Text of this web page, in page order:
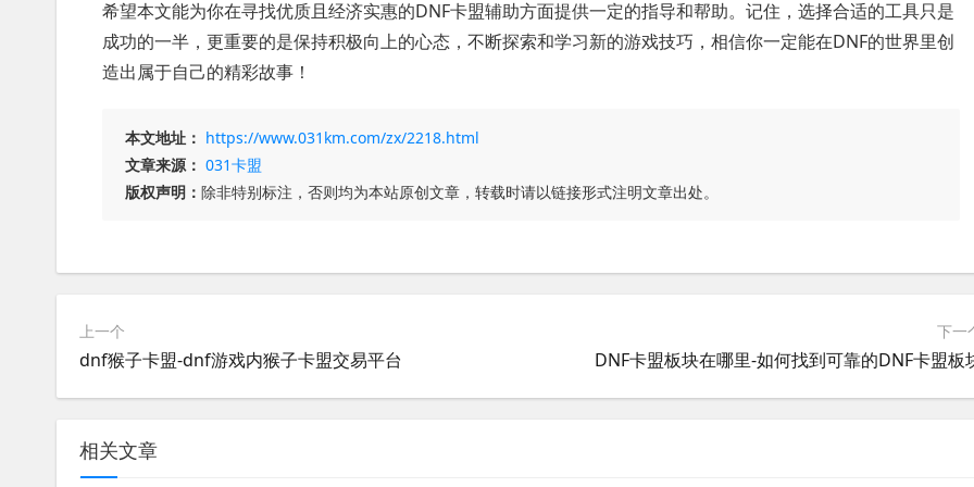
希望本文能为你在寻找优质且经济实惠的DNF卡盟辅助方面提供一定的指导和帮助。记住，选择合适的工具只是
成功的一半，更重要的是保持积极向上的心态，不断探索和学习新的游戏技巧，相信你一定能在DNF的世界里创
造出属于自己的精彩故事！
本文地址： https://www.031km.com/zx/2218.html
文章来源： 031卡盟
版权声明： 除非特别标注，否则均为本站原创文章，转载时请以链接形式注明文章出处。
上一个
dnf猴子卡盟-dnf游戏内猴子卡盟交易平台
下一
DNF卡盟板块在哪里-如何找到可靠的DNF卡盟板
相关文章